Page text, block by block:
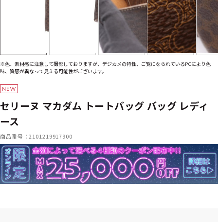
※色、素材感に注意して撮影しておりますが、デジカメの特性、ご覧になられているPCにより色
味、質感が異なって見える可能性がございます。
セリーヌ マカダム トートバッグ バッグ レディ
ース
商品番号：2101219917900